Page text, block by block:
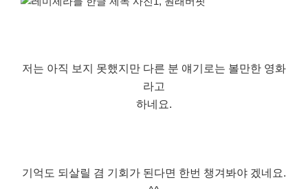
저는 아직 보지 못했지만 다른 분 얘기로는 볼만한 영화
라고
하네요.
기억도 되살릴 겸 기회가 된다면 한번 챙겨봐야 겠네요.